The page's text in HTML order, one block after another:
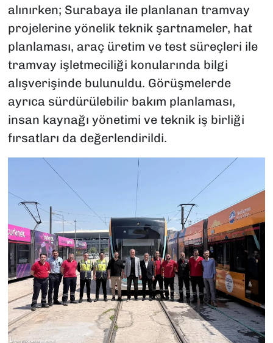
alınırken; Surabaya ile planlanan tramvay
projelerine yönelik teknik şartnameler, hat
planlaması, araç üretim ve test süreçleri ile
tramvay işletmeciliği konularında bilgi
alışverişinde bulunuldu. Görüşmelerde
ayrıca sürdürülebilir bakım planlaması,
insan kaynağı yönetimi ve teknik iş birliği
fırsatları da değerlendirildi.